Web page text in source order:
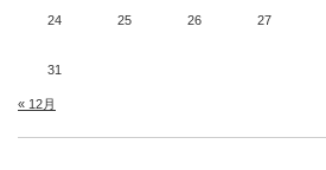
24 25 26 27
31
« 12月